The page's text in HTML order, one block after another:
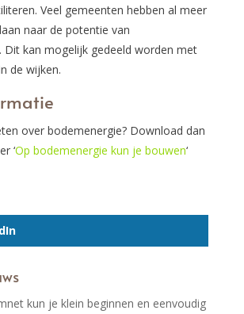
Veel gemeenten hebben al meer
naar de potentie van
Dit kan mogelijk gedeeld worden met
de wijken.
over bodemenergie? Download dan
‘Op bodemenergie kun je bouwen‘
kun je klein beginnen en eenvoudig